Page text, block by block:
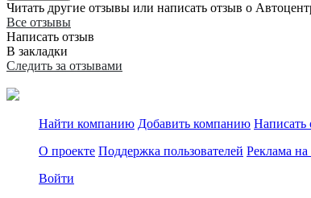
Читать другие отзывы или написать отзыв о
Все отзывы
Написать отзыв
В закладки
Следить за отзывами
Найти компанию Добавить компанию Написать
О проекте Поддержка пользователей Реклама на
Войти